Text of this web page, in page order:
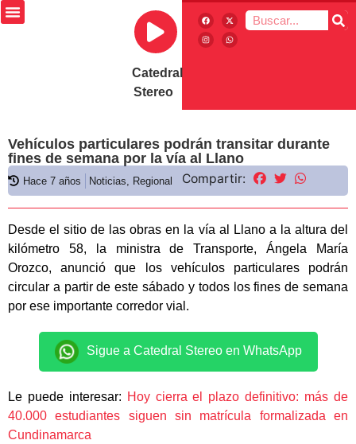
Catedral
Stereo
Vehículos particulares podrán transitar durante
fines de semana por la vía al Llano
Hace 7 años Noticias Regional Compartir:
Desde el sitio de las obras en la vía al Llano a la altura del
kilómetro 58, la ministra de Transporte, Ángela María
Orozco, anunció que los vehículos particulares podrán
circular a partir de este sábado y todos los fines de semana
por ese importante corredor vial.
Sigue a Catedral Stereo en WhatsApp
Le puede interesar: Hoy cierra el plazo definitivo: más de
40.000 estudiantes siguen sin matrícula formalizada en
Cundinamarca